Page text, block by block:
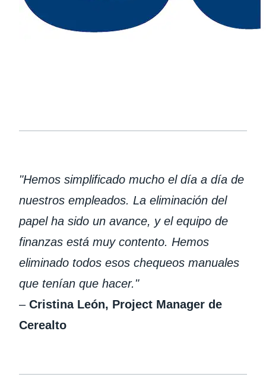
"Hemos simplificado mucho el día a día de
nuestros empleados. La eliminación del
papel ha sido un avance, y el equipo de
finanzas está muy contento. Hemos
eliminado todos esos chequeos manuales
que tenían que hacer."
– Cristina León, Project Manager de
Cerealto